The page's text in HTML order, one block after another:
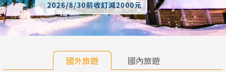
國外旅遊 國內旅遊